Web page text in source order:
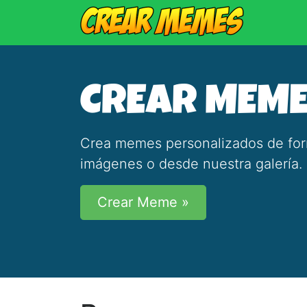
CREAR
Crea memes personalizados de
imágenes o desde nuestra galería.
Crear Meme »